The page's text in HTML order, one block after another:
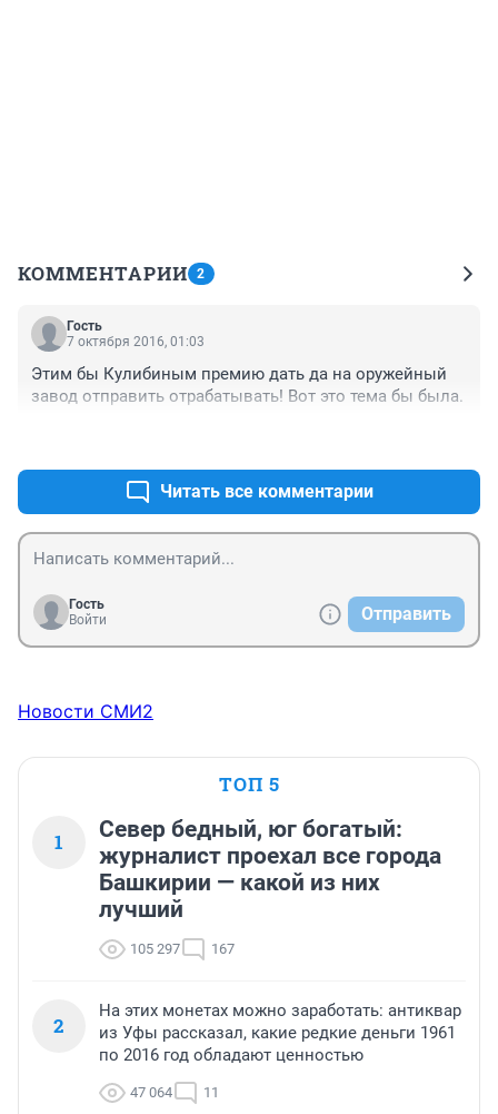
КОММЕНТАРИИ 2
Гость
7 октября 2016, 01:03
Этим бы Кулибиным премию дать да на оружейный
завод отправить отрабатывать! Вот это тема бы была.
Читать все комментарии
Гость
Войти
Отправить
Новости СМИ2
ТОП 5
1
Север бедный, юг богатый:
журналист проехал все города
Башкирии — какой из них
лучший
105 297 167
2
На этих монетах можно заработать: антиквар
из Уфы рассказал, какие редкие деньги 1961
по 2016 год обладают ценностью
47 064 11